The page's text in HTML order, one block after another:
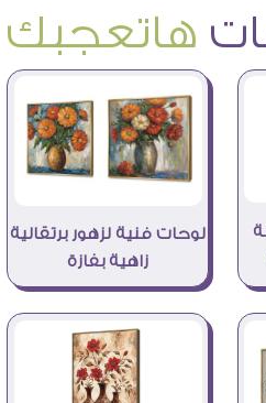
هاتعجبك
لوحات فنية لزهور برتقالية
زاهية بفازة